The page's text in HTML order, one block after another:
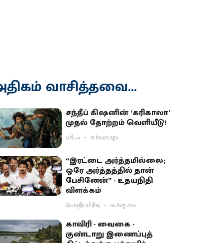
வாசித்தவை...
சந்தீப் கிஷனின் ‘கரிகாலா’
முதல் தோற்றம் வெளியீடு!
ப்ரியா 18 hours ago
“இரட்டை அர்த்தமில்லை;
ஒரே அர்த்தத்தில் தான்
பேசினேன்” - உதயநிதி
விளக்கம்
செய்திப்பிரிவு 04 Aug 2026
காவிரி - வைகை -
குண்டாறு இணைப்புத்